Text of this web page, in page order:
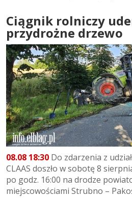
Ciągnik rolniczy
przydrożne drzewo
08.08 18:30 Do zdarzenia z
CLAAS doszło w sobotę 8
po godz. 16:00 na drodze
miejscowościami Strubno –